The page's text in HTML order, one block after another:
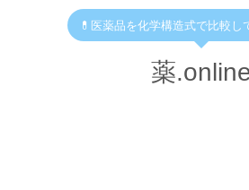
💊医薬品を化学構造式で比較し
薬